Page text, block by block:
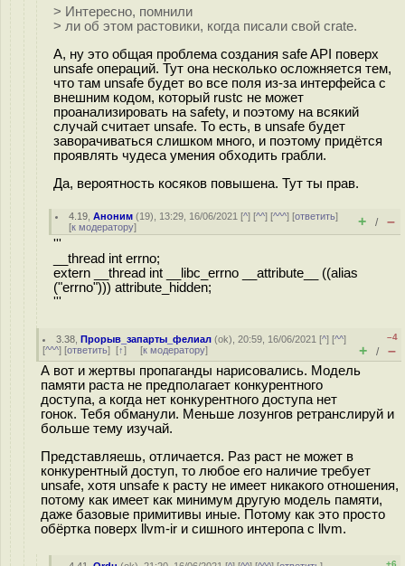
> Интересно, помнили
> ли об этом растовики, когда писали свой crate.
А, ну это общая проблема создания safe API поверх
unsafe операций. Тут она несколько осложняется тем,
что там unsafe будет во все поля из-за интерфейса с
внешним кодом, который rustc не может
проанализировать на safety, и поэтому на всякий
случай считает unsafe. То есть, в unsafe будет
заворачиваться слишком много, и поэтому придётся
проявлять чудеса умения обходить грабли.
Да, вероятность косяков повышена. Тут ты прав.
4.19 ,Аноним (19), 13:29, 16/06/2021 [^] [^^] [^^^] [ответить]
[к модератору] + / –
'''
__thread int errno;
extern __thread int __libc_errno __attribute__ ((alias
("errno"))) attribute_hidden;
'''
3.38 ,Прорыв_запарты_фелиал (ok), 20:59, 16/06/2021 [^] [^^]
[^^^] [ответить] [↑] [к модератору]
–4
+ / –
А вот и жертвы пропаганды нарисовались. Модель
памяти раста не предполагает конкурентного
доступа, а когда нет конкурентного доступа нет
гонок. Тебя обманули. Меньше лозунгов ретранслируй и
больше тему изучай.
Представляешь, отличается. Раз раст не может в
конкурентный доступ, то любое его наличие требует
unsafe, хотя unsafe к расту не имеет никакого отношения,
потому как имеет как минимум другую модель памяти,
даже базовые примитивы иные. Потому как это просто
обёртка поверх llvm-ir и сишного интеропа с llvm.
+6